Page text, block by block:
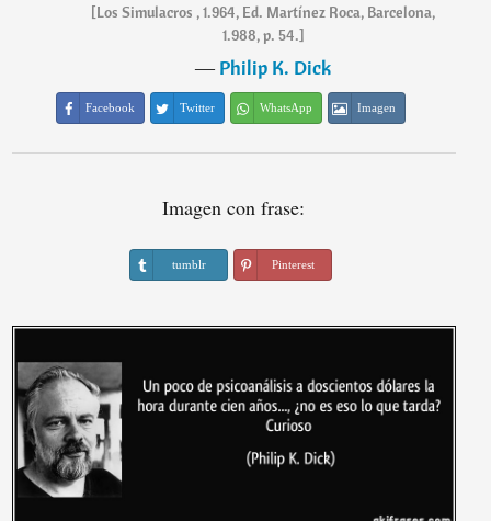
[Los Simulacros , 1.964, Ed. Martínez Roca, Barcelona,
1.988, p. 54.]
―Philip K. Dick
Facebook Twitter WhatsApp Imagen
Imagen con frase:
tumblr Pinterest